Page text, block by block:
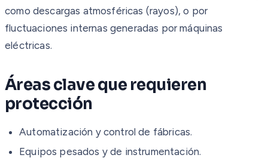
como descargas atmosféricas (rayos), o por
fluctuaciones internas generadas por máquinas
eléctricas.
Áreas clave que requieren
protección
Automatización y control de fábricas.
Equipos pesados y de instrumentación.